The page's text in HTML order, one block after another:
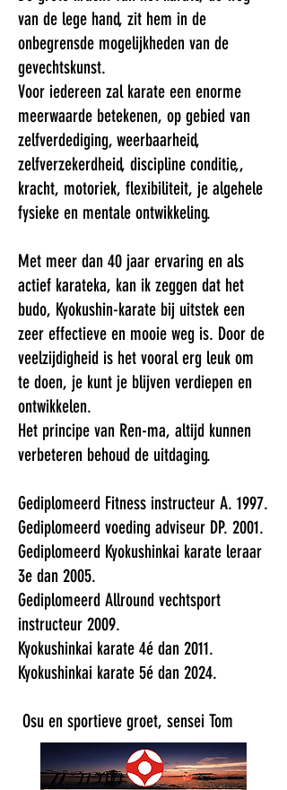
van de lege hand, zit hem in de
onbegrensde mogelijkheden van de
gevechtskunst.
Voor iedereen zal karate een enorme
meerwaarde betekenen, op gebied van
zelfverdediging, weerbaarheid,
zelfverzekerdheid, discipline conditie,,
kracht, motoriek, flexibiliteit, je algehele
fysieke en mentale ontwikkeling.
Met meer dan 40 jaar ervaring en als
actief karateka, kan ik zeggen dat het
budo, Kyokushin-karate bij uitstek een
zeer effectieve en mooie weg is. Door de
veelzijdigheid is het vooral erg leuk om
te doen, je kunt je blijven verdiepen en
ontwikkelen.
Het principe van Ren-ma, altijd kunnen
verbeteren behoud de uitdaging.
Gediplomeerd Fitness instructeur A. 1997.
Gediplomeerd voeding adviseur DP. 2001.
Gediplomeerd Kyokushinkai karate leraar
3e dan 2005.
Gediplomeerd Allround vechtsport
instructeur 2009.
Kyokushinkai karate 4é dan 2011.
Kyokushinkai karate 5é dan 2024.
Osu en sportieve groet, sensei Tom